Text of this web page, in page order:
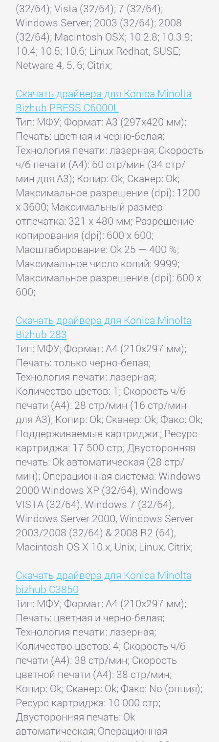
(32/64); Vista (32/64); 7 (32/64);
Windows Server; 2003 (32/64); 2008
(32/64); Macintosh OSX; 10.2.8; 10.3.9;
10.4; 10.5; 10.6; Linux Redhat, SUSE;
Netware 4, 5, 6; Citrix;
Скачать драйвера для Konica Minolta
Bizhub PRESS C6000L
Тип: МФУ; Формат: A3 (297x420 мм);
Печать: цветная и черно-белая;
Технология печати: лазерная; Скорость
ч/б печати (А4): 60 стр/мин (34 стр/
мин для А3); Копир: Ok; Сканер: Ok;
Максимальное разрешение (dpi): 1200
x 3600; Максимальный размер
отпечатка: 321 x 480 мм; Разрешение
копирования (dpi): 600 x 600;
Масштабирование: Ok 25 — 400 %;
Максимальное число копий: 9999;
Максимальное разрешение (dpi): 600 x
600;
Скачать драйвера для Konica Minolta
Bizhub 283
Тип: МФУ; Формат: A4 (210x297 мм);
Печать: только черно-белая;
Технология печати: лазерная;
Количество цветов: 1; Скорость ч/б
печати (А4): 28 стр/мин (16 стр/мин
для А3); Копир: Ok; Сканер: Ok; Факс: Ok;
Поддерживаемые картриджи:; Ресурс
картриджа: 17 500 стр; Двусторонняя
печать: Ok автоматическая (28 стр/
мин); Операционная система: Windows
2000 Windows XP (32/64), Windows
VISTA (32/64), Windows 7 (32/64),
Windows Server 2000, Windows Server
2003/2008 (32/64) & 2008 R2 (64),
Macintosh OS X 10.x, Unix, Linux, Citrix;
Скачать драйвера для Konica Minolta
bizhub C3850
Тип: МФУ; Формат: A4 (210x297 мм);
Печать: цветная и черно-белая;
Технология печати: лазерная;
Количество цветов: 4; Скорость ч/б
печати (А4): 38 стр/мин; Скорость
цветной печати (А4): 38 стр/мин;
Копир: Ok; Сканер: Ok; Факс: No (опция);
Ресурс картриджа: 10 000 стр;
Двусторонняя печать: Ok
автоматическая; Операционная